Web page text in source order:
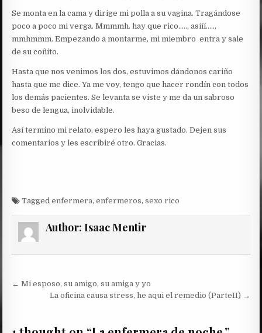
Se monta en la cama y dirige mi polla a su vagina. Tragándose
poco a poco mi verga. Mmmmh. hay que rico….., asííí…..,
mmhmmm. Empezando a montarme, mi miembro entra y sale
de su coñito.
Hasta que nos venimos los dos, estuvimos dándonos cariño
hasta que me dice. Ya me voy, tengo que hacer rondín con todos
los demás pacientes. Se levanta se viste y me da un sabroso
beso de lengua, inolvidable.
Así termino mi relato, espero les haya gustado. Dejen sus
comentarios y les escribiré otro. Gracias.
Taggedenfermera,enfermeros,sexo rico
Author: Isaac Mentir
Post
navigation
← Mi esposo, su amigo, su amiga y yo
La oficina causa stress, he aqui el remedio (ParteII) →